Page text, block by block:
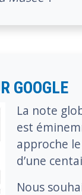
GOOGLE
La note
est
approche
d’une
Nous